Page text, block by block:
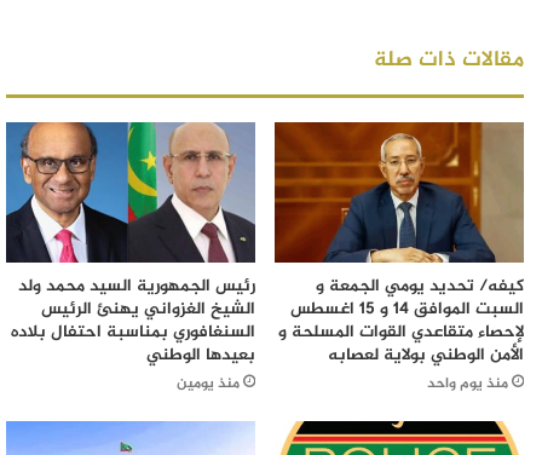
مقالات ذات صلة
كيفه/ تحديد يومي الجمعة و
السبت الموافق 14 و 15 اغسطس
لإحصاء متقاعدي القوات المسلحة و
الأمن الوطني بولاية لعصابه
منذ يوم واحد
رئيس الجمهورية السيد محمد ولد
الشيخ الغزواني يهنئ الرئيس
السنغافوري بمناسبة احتفال بلاده
بعيدها الوطني
منذ يومين